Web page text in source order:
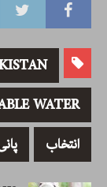
WATER
انتخاب